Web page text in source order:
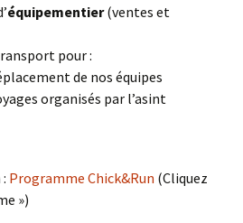
équipementier(ventes et
pour :
de nos équipes
organisés par l’asint
Programme Chick&Run (Cliquez
»)